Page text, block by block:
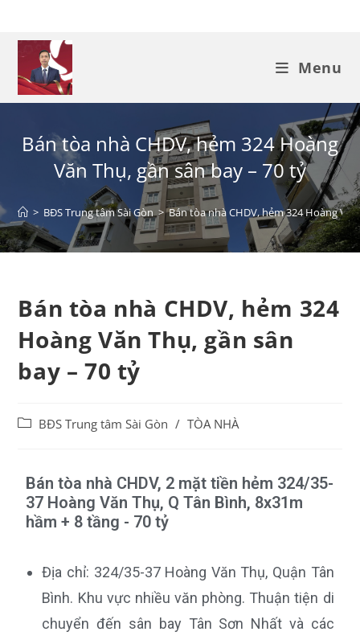
Menu
Bán tòa nhà CHDV, hẻm 324 Hoàng
Văn Thụ, gần sân bay – 70 tỷ
> BĐS Trung tâm Sài Gòn > Bán tòa nhà CHDV, hẻm 324 Hoàng
Bán tòa nhà CHDV, hẻm 324
Hoàng Văn Thụ, gần sân
bay – 70 tỷ
BĐS Trung tâm Sài Gòn / TÒA NHÀ
Bán tòa nhà CHDV, 2 mặt tiền hẻm 324/35-
37 Hoàng Văn Thụ, Q Tân Bình, 8x31m
hầm + 8 tầng - 70 tỷ
Địa chỉ: 324/35-37 Hoàng Văn Thụ, Quận Tân
Bình. Khu vực nhiều văn phòng. Thuận tiện di
chuyển đến sân bay Tân Sơn Nhất và các